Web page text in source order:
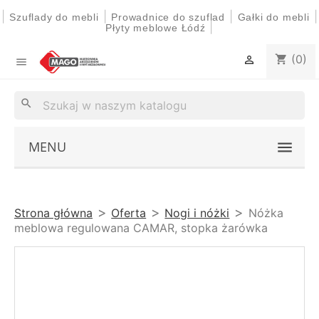
Szuflady do mebli Prowadnice do szuflad Gałki do mebli
Płyty meblowe Łódź
 shopping_cart (0)

search
MENU
Strona główna Oferta Nogi i nóżki
Nóżka
meblowa regulowana CAMAR, stopka żarówka